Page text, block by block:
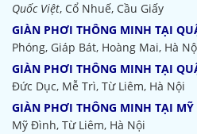
Quốc Việt, Cổ Nhuế, Cầu Giấy
GIÀN PHƠI THÔNG MINH TẠI
Phóng, Giáp Bát, Hoàng Mai, Hà
GIÀN PHƠI THÔNG MINH TẠI
Đức Dục, Mễ Trì, Từ Liêm, Hà Nội
GIÀN PHƠI THÔNG MINH TẠI
Mỹ Đình, Từ Liêm, Hà Nội